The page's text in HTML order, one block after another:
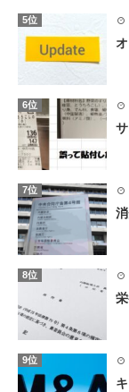
5位
6位
7位
8位
9位